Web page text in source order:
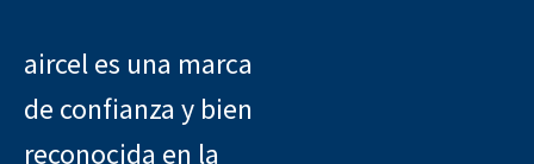
aircel es una marca
de confianza y bien
reconocida en la